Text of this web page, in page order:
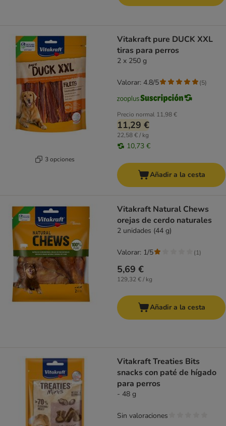
3 opciones
Vitakraft pure DUCK XXL
tiras para perros
2 x 250 g
Precio normal 11,98 €
11,29 €
22,58 € / kg
10,73 €
Valorar: 4.8/5 (5)
Añadir a la cesta
Vitakraft Natural Chews
orejas de cerdo naturales
2 unidades (44 g)
5,69 €
129,32 € / kg
Valorar: 1/5 (1)
Añadir a la cesta
Vitakraft Treaties Bits
snacks con paté de hígado
para perros
- 48 g
Sin valoraciones